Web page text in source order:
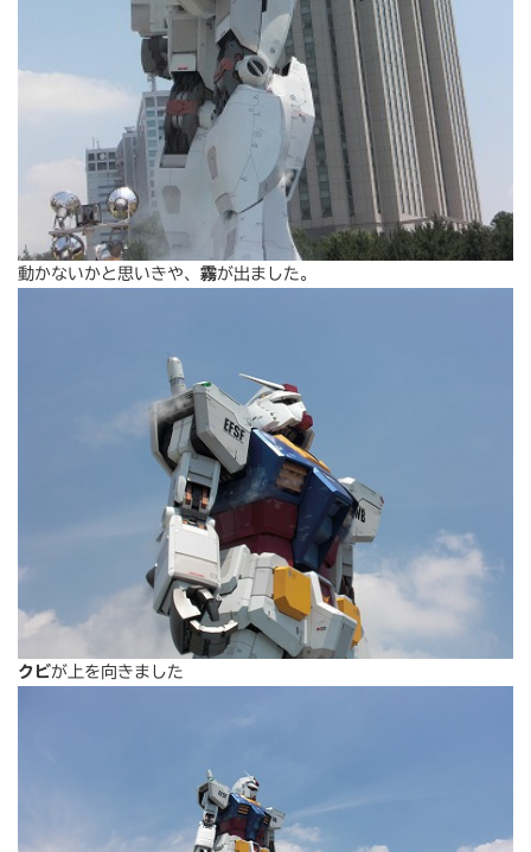
動かないかと思いきや、 霧が出ました。
クビが上を向きました